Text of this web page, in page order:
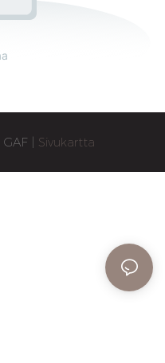
| Sivukartta